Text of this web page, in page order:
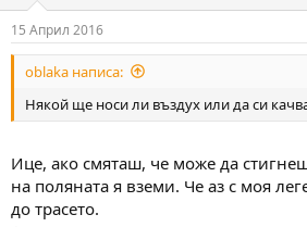
15 Април 2016
oblaka написа:
Някой ще носи ли въздух или да си
Ице, ако смяташ, че може да
на поляната я вземи. Че аз с моя
до трасето.